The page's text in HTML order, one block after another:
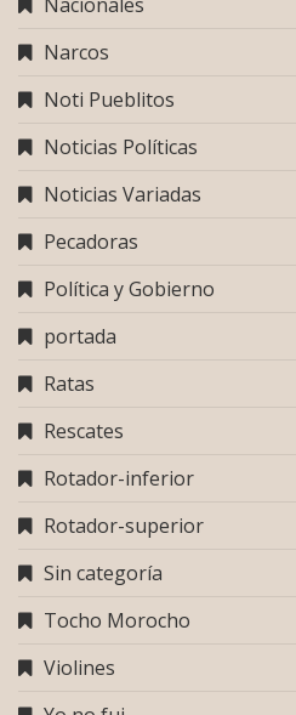
Narcos
Noti Pueblitos
Noticias Políticas
Noticias Variadas
Pecadoras
Política y Gobierno
portada
Ratas
Rescates
Rotador-inferior
Rotador-superior
Sin categoría
Tocho Morocho
Violines